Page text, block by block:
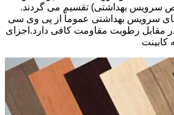
سرویس بهداشتی) تقسیم می گردند.
های سرویس بهداشتی عموماً از پی وی سی
مقابل رطوبت مقاومت کافی دارد.اجزای
کابینت